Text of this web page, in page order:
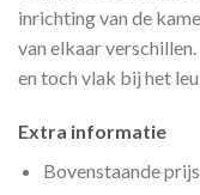
inrichting van de
van elkaar
en toch vlak bij het
Extra informatie
Bovenstaande